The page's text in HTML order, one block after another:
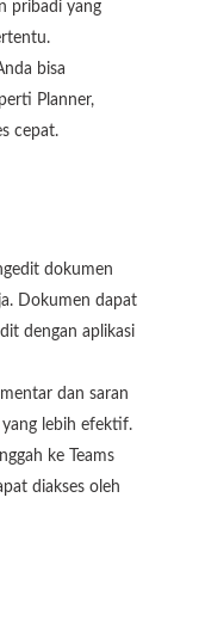
pribadi yang
bisa
Planner,
cepat.
dokumen
Dokumen dapat
dengan aplikasi
dan saran
lebih efektif.
ke Teams
diakses oleh